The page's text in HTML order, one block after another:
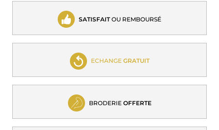
SATISFAITOU REMBOURSÉ
ECHANGE GRATUIT
BRODERIE OFFERTE